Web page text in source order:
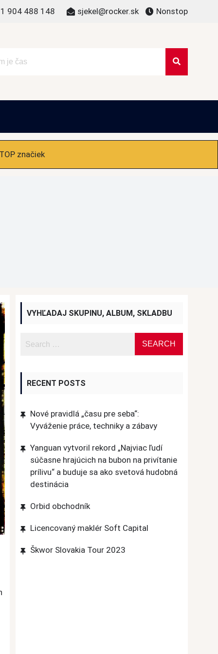
904 488 148 sjekel@rocker.sk Nonstop
značiek
VYHĽADAJ SKUPINU, ALBUM, SKLADBU
RECENT POSTS
Nové pravidlá „času pre seba“:
Vyváženie práce, techniky a zábavy
Yanguan vytvoril rekord „Najviac ľudí
súčasne hrajúcich na bubon na privítanie
prílivu“ a buduje sa ako svetová hudobná
destinácia
Orbid obchodník
Licencovaný maklér Soft Capital
Škwor Slovakia Tour 2023